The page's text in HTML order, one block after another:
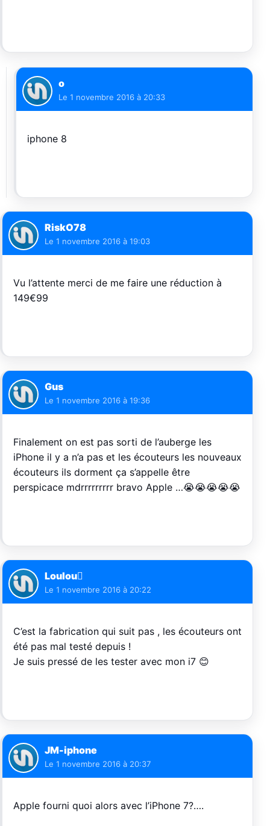
o
Le 1 novembre 2016 à 20:33
iphone 8
RiskO78
Le 1 novembre 2016 à 19:03
Vu l’attente merci de me faire une réduction à
149€99
Gus
Le 1 novembre 2016 à 19:36
Finalement on est pas sorti de l’auberge les
iPhone il y a n’a pas et les écouteurs les nouveaux
écouteurs ils dorment ça s’appelle être
perspicace mdrrrrrrrrr bravo Apple …😭😭😭😭😭
Loulou
Le 1 novembre 2016 à 20:22
C’est la fabrication qui suit pas , les écouteurs ont
été pas mal testé depuis !
Je suis pressé de les tester avec mon i7 😊
JM-iphone
Le 1 novembre 2016 à 20:37
Apple fourni quoi alors avec l’iPhone 7?….